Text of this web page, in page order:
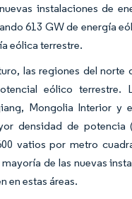
instalaciones de
613 GW de energía
eólica terrestre.
las regiones del norte
eólico terrestre.
Mongolia Interior y
densidad de potencia
vatios por metro
de las nuevas
en estas áreas.